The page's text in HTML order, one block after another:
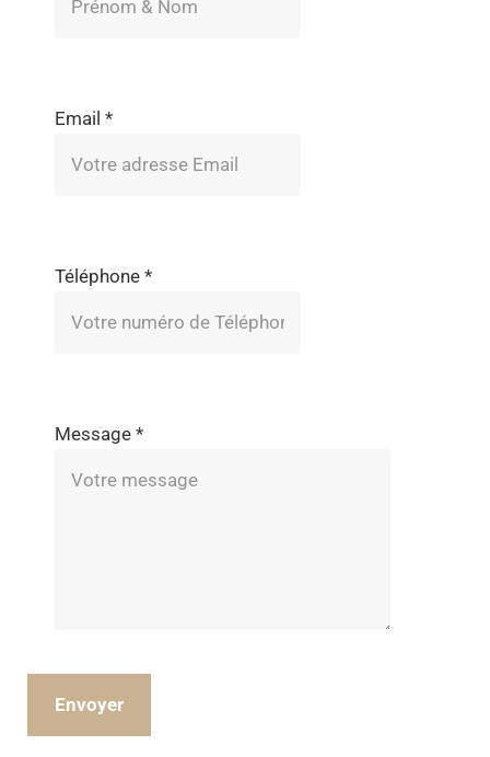
Email *
Téléphone *
Message *
Envoyer